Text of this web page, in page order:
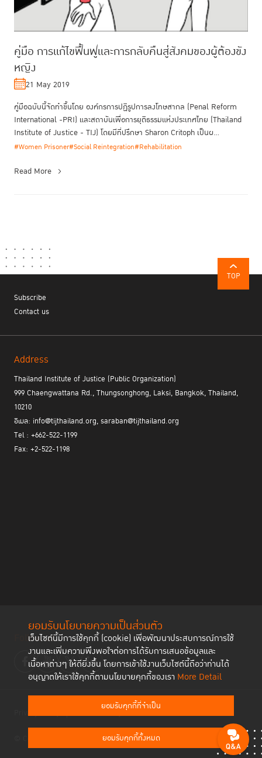
ยอมรับนโยบายความเป็นส่วนตัว
เว็บไซต์นี้มีการใช้คุกกี้ (cookie) เพื่อพัฒนาประสบการณ์การใช้
งานและเพิ่มความพึงพอใจต่อการได้รับการเสนอข้อมูลและ
เนื้อหาต่างๆ ให้ดียิ่งขึ้น โดยการเข้าใช้งานเว็บไซต์นี้ถือว่าท่านได้
อนุญาตให้เราใช้คุกกี้ตามนโยบายคุกกี้ของเรา More Detail
ยอมรับคุกกี้ที่จำเป็น
ยอมรับคุกกี้ทั้งหมด
คู่มือ การแก้ไขฟื้นฟูและการกลับคืนสู่สังคมของผู้ต้องขัง
หญิง
21 May 2019
คู่มือฉบับนี้จัดทำขึ้นโดย องค์กรการปฏิรูปการลงโทษสากล (Penal Reform
International -PRI) และสถาบันเพื่อการยุติธรรมแห่งประเทศไทย (Thailand
Institute of Justice - TIJ) โดยมีที่ปรึกษา Sharon Critoph เป็นผ...
#Women Prisoner#Social Reintegration#Rehabilitation
Read More
TOP
Subscribe
Contact us
Address
Thailand Institute of Justice (Public Organization)
999 Chaengwattana Rd., Thungsonghong, Laksi, Bangkok, Thailand,
10210
อีเมล: info@tijthailand.org, saraban@tijthailand.org
Tel : +662-522-1199
Fax: +2-522-1198
Follow us
© Copyright 2023 Thailand Institute of Justice All Rights Reserved
Privacy Policy Cookies Policy